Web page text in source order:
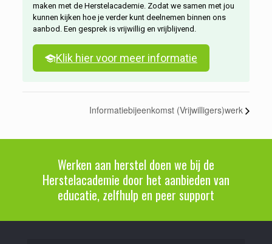
maken met de Herstelacademie. Zodat we samen met jou
kunnen kijken hoe je verder kunt deelnemen binnen ons
aanbod. Een gesprek is vrijwillig en vrijblijvend.
Klik hier voor meer informatie
Informatiebijeenkomst (Vrijwilligers)werk
Werken aan herstel doen we bij de
Herstelacademie door het aanbieden van
educatie, zelfhulp en peer support